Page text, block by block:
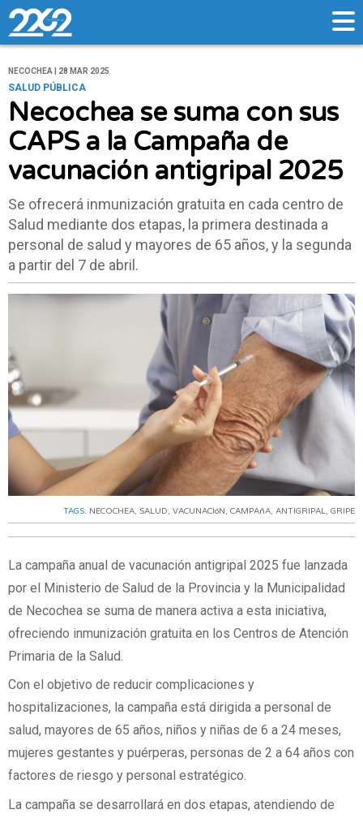
NECOCHEA | 28 MAR 2025
SALUD PÚBLICA
Necochea se suma con sus
CAPS a la Campaña de
vacunación antigripal 2025
Se ofrecerá inmunización gratuita en cada centro de
Salud mediante dos etapas, la primera destinada a
personal de salud y mayores de 65 años, y la segunda
a partir del 7 de abril.
TAGS: NECOCHEA, SALUD, VACUNACIóN , CAMPAñA, ANTIGRIPAL, GRIPE
La campaña anual de vacunación antigripal 2025 fue lanzada
por el Ministerio de Salud de la Provincia y la Municipalidad
de Necochea se suma de manera activa a esta iniciativa,
ofreciendo inmunización gratuita en los Centros de Atención
Primaria de la Salud.
Con el objetivo de reducir complicaciones y
hospitalizaciones, la campaña está dirigida a personal de
salud, mayores de 65 años, niños y niñas de 6 a 24 meses,
mujeres gestantes y puérperas, personas de 2 a 64 años con
factores de riesgo y personal estratégico.
La campaña se desarrollará en dos etapas, atendiendo de